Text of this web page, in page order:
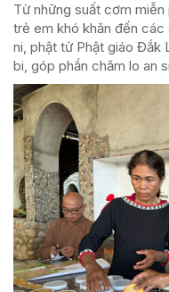
Từ những suất cơm
trẻ em khó khăn đến
ni, phật tử Phật giáo Đắk
bi, góp phần chăm lo an